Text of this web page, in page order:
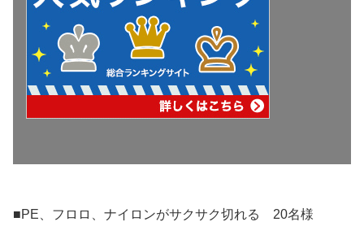
■PE、フロロ、ナイロンがサクサク切れる 20名様